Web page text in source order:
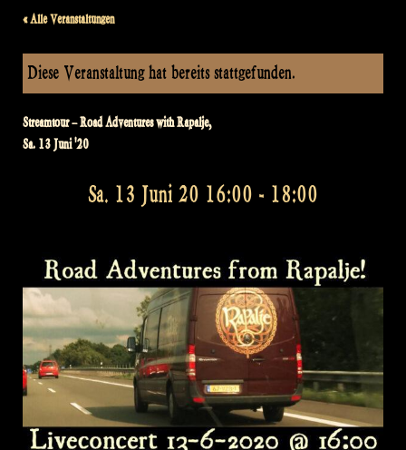
« Alle Veranstaltungen
Diese Veranstaltung hat bereits stattgefunden.
Streamtour – Road Adventures with Rapalje,
Sa. 13 Juni '20
Sa. 13 Juni 20 16:00 - 18:00